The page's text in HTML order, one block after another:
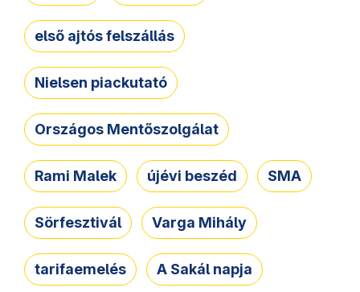
első ajtós felszállás
Nielsen piackutató
Országos Mentőszolgálat
Rami Malek újévi beszéd SMA
Sörfesztivál Varga Mihály
tarifaemelés A Sakál napja